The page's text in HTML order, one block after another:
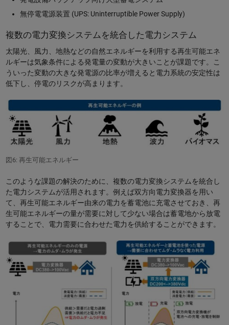
無停電電源装置 (UPS: Uninterruptible Power Supply)
複数の電力変換システムを統合した電力システム
太陽光、風力、地熱などの自然エネルギーを利用する再生可能エネ
ルギーは気象条件による発電量の変動が大きいことが課題です。こ
ういった変動の大きな発電源の比率が増えると電力系統の安定性は
低下し、停電のリスクが高まります。
図6: 再生可能エネルギー
このような課題の解決のために、複数の電力変換システムを統合し
た電力システムが活用されます。例えば双方向電力変換器を用い
て、再生可能エネルギー由来の電力を蓄電池に充電させておき、再
生可能エネルギーの量が需要に対して少ない場合は蓄電地から放電
することで、電力需要に合わせた電力を供給することができます。